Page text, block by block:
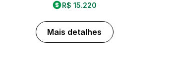
R$ 15.220
Mais detalhes